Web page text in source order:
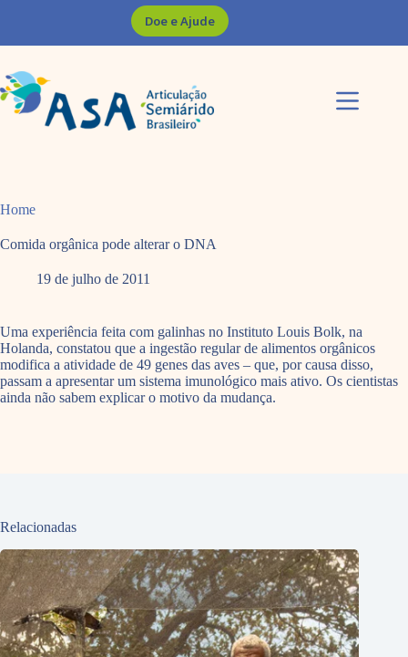
Doe e Ajude
Home
Comida orgânica pode alterar o DNA
19 de julho de 2011
Uma experiência feita com galinhas no Instituto Louis Bolk, na
Holanda, constatou que a ingestão regular de alimentos orgânicos
modifica a atividade de 49 genes das aves – que, por causa disso,
passam a apresentar um sistema imunológico mais ativo. Os cientistas
ainda não sabem explicar o motivo da mudança.
Relacionadas